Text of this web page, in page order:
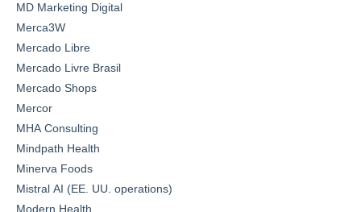
MD Marketing Digital
Merca3W
Mercado Libre
Mercado Livre Brasil
Mercado Shops
Mercor
MHA Consulting
Mindpath Health
Minerva Foods
Mistral AI (EE. UU. operations)
Modern Health